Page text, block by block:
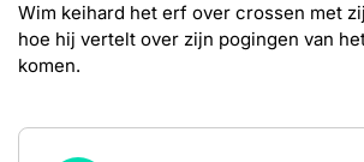
Online series
Nieuwsbrief
Wim keihard het erf over crossen met
hoe hij vertelt over zijn pogingen van
komen.